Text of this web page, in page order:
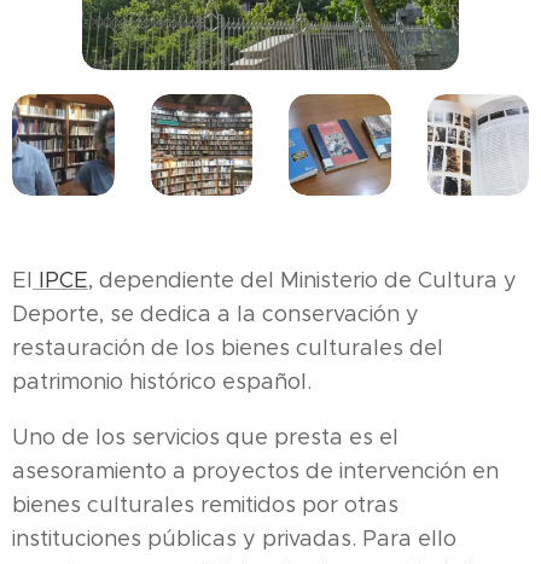
El IPCE, dependiente del Ministerio de Cultura y
Deporte, se dedica a la conservación y
restauración de los bienes culturales del
patrimonio histórico español.
Uno de los servicios que presta es el
asesoramiento a proyectos de intervención en
bienes culturales remitidos por otras
instituciones públicas y privadas. Para ello